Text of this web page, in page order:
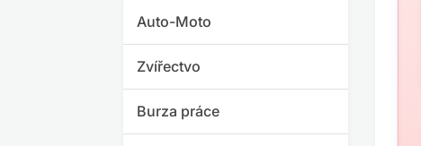
Auto-Moto
Zvířectvo
Burza práce